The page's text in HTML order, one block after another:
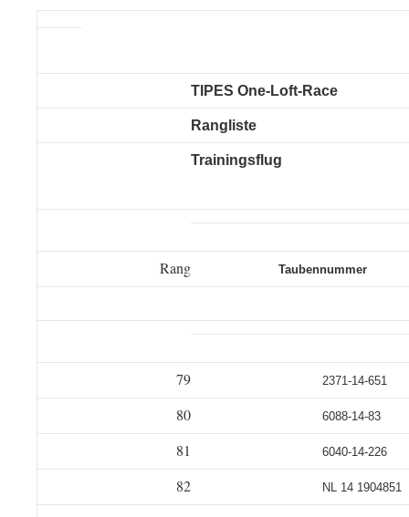
TIPES One-Loft-Race
Rangliste
Trainingsflug
Rang Taubennummer
79 2371-14-651
80 6088-14-83
81 6040-14-226
82 NL 14 1904851